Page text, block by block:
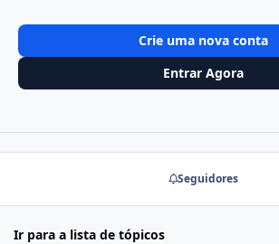
Crie uma nova conta
Entrar Agora
Seguidores
Ir para a lista de tópicos